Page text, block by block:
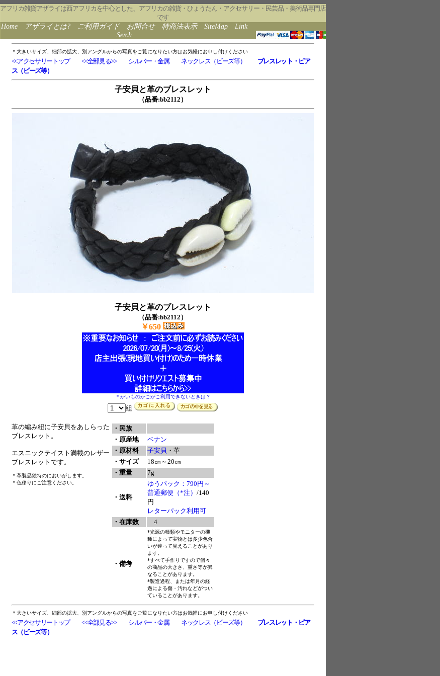
アフリカ雑貨アザライは西アフリカを中心とした、アフリカの雑貨・ひょうたん・アクセサリー・民芸品・美術品専門店
です
Home
アザライとは? ご利用ガイド お問合せ 特商法表示 SiteMap
Link
Serch
＊大きいサイズ、細部の拡大、別アングルからの写真をご覧になりたい方はお気軽にお申し付けください
<<アクセサリートップ <<全部見る>> シルバー・金属 ネックレス（ビーズ等）
ブレスレット・ピア
ス（ビーズ等）
子安貝と革のブレスレット
（品番:bb2112）
子安貝と革のブレスレット
（品番:bb2112）
￥650
＊かいものかごがご利用できないときは？
組
革の編み紐に子安貝をあしらった
ブレスレット。
エスニックテイスト満載のレザー
ブレスレットです。
＊革製品独特のにおいがします。
＊色移りにご注意ください。
・民族
・原産地
ベナン
・原材料
子安貝 ・革
・サイズ
18㎝～20㎝
・重量
7g
・送料
ゆうパック：790円～
普通郵便（*注） /140
円
レターパック利用可
・在庫数
4
・備考
*光源の種類やモニターの機
種によって実物とは多少色合
いが違って見えることがあり
ます。
*すべて手作りですので個々
の商品の大きさ、重さ等が異
なることがあります。
*製造過程、または年月の経
過による傷・汚れなどがつい
ていることがあります。
＊大きいサイズ、細部の拡大、別アングルからの写真をご覧になりたい方はお気軽にお申し付けください
<<アクセサリートップ <<全部見る>> シルバー・金属 ネックレス（ビーズ等）
ブレスレット・ピア
ス（ビーズ等）